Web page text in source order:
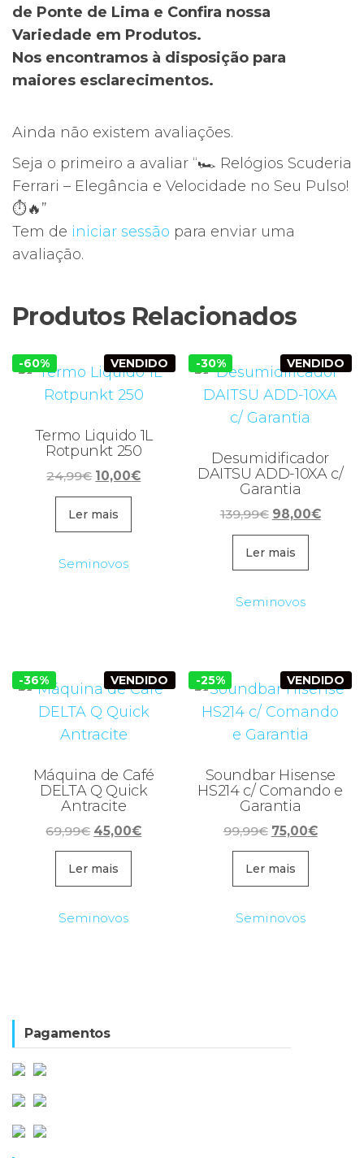
de Ponte de Lima e Confira nossa
Variedade em Produtos.
Nos encontramos à disposição para
maiores esclarecimentos.
Ainda não existem avaliações.
Seja o primeiro a avaliar “🏎️ Relógios Scuderia
Ferrari – Elegância e Velocidade no Seu Pulso!
⏱️🔥”
Tem de iniciar sessão para enviar uma
avaliação.
Produtos Relacionados
-60% VENDIDO
Termo Liquido 1L
Rotpunkt 250
24,99€ O
preço
original
era:
10,00€O
Ler mais
Seminovos
-30% VENDIDO
Desumidificador
DAITSU ADD-10XA c/
Garantia
139,99€ O
preço
original
era:
98,00€O
Ler mais
Seminovos
-36% VENDIDO
Máquina de Café
DELTA Q Quick
Antracite
69,99€ O
preço
original
era:
45,00€O
Ler mais
Seminovos
-25% VENDIDO
Soundbar Hisense
HS214 c/ Comando e
Garantia
99,99€ O
preço
original
era:
75,00€O
Ler mais
Seminovos
Pagamentos